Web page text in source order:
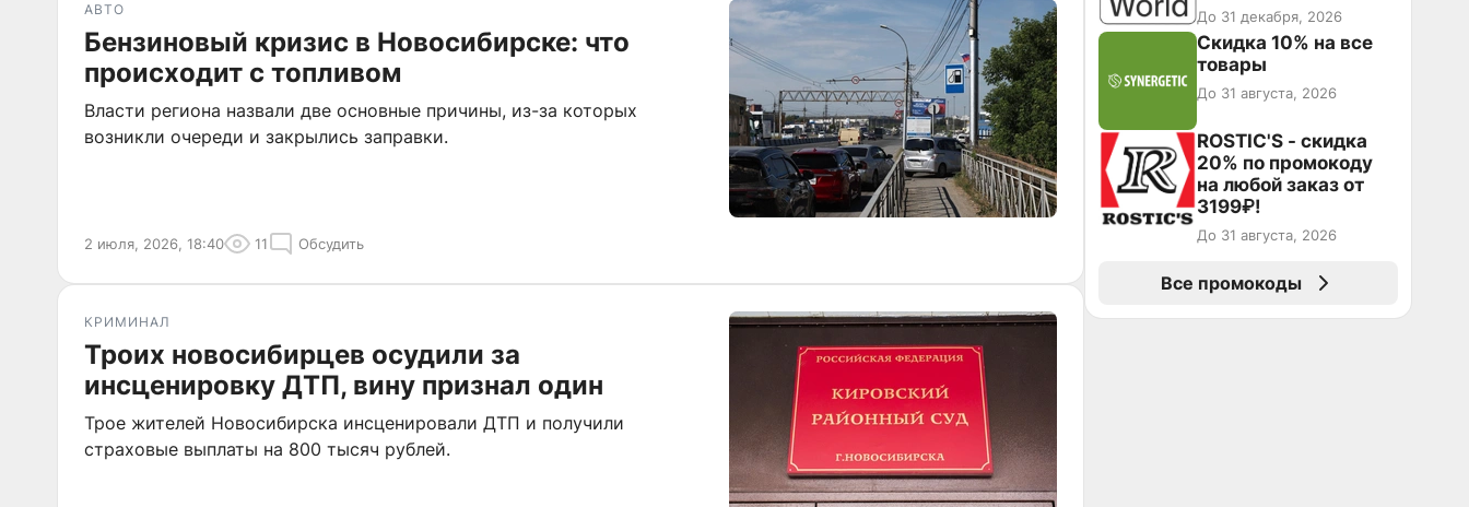
АВТО
Бензиновый кризис в Новосибирске: что
происходит с топливом
Власти региона назвали две основные причины, из-за которых
возникли очереди и закрылись заправки.
2 июля, 2026, 18:40 11 Обсудить
КРИМИНАЛ
Троих новосибирцев осудили за
инсценировку ДТП, вину признал один
Трое жителей Новосибирска инсценировали ДТП и получили
страховые выплаты на 800 тысяч рублей.
До 31 декабря, 2026
Скидка 10% на все
товары
До 31 августа, 2026
ROSTIC'S - скидка
20% по промокоду
на любой заказ от
3199₽!
До 31 августа, 2026
Все промокоды